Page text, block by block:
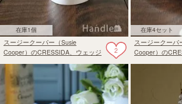
在庫1個
2
スージークーパー（Susie
Cooper）のCRESSIDA、ウェッジ
ウッドのビンテージティーポット
在庫4セット
スージークーパ
Cooper）の
ウッドのビンテ